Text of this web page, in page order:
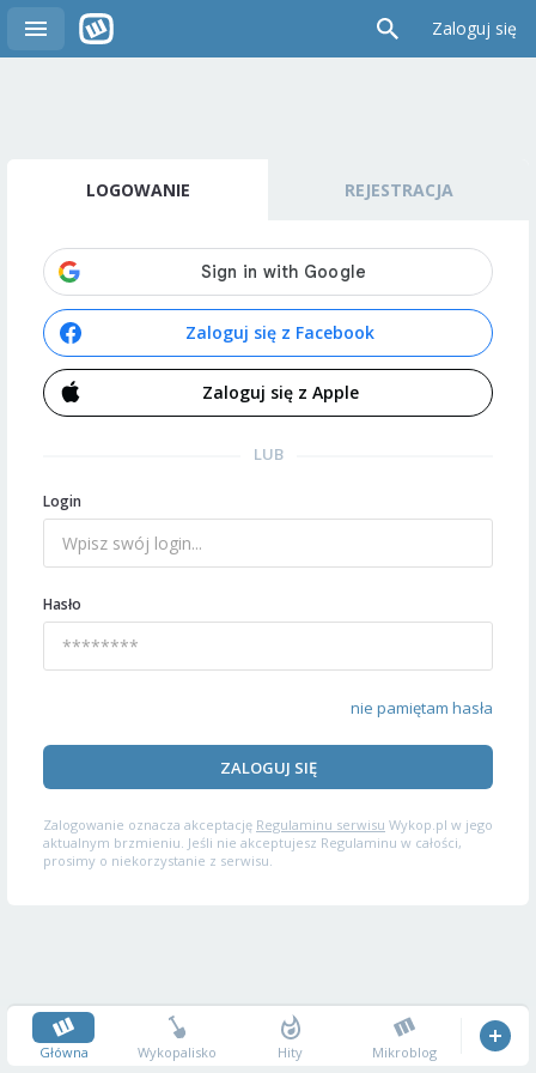
Zaloguj się
LOGOWANIE REJESTRACJA
Zaloguj się z Facebook
Zaloguj się z Apple
LUB
Login
Hasło
nie pamiętam hasła
ZALOGUJ SIĘ
Zalogowanie oznacza akceptację Regulaminu serwisu Wykop.pl w jego
aktualnym brzmieniu. Jeśli nie akceptujesz Regulaminu w całości,
prosimy o niekorzystanie z serwisu.
Główna Wykopalisko Hity Mikroblog